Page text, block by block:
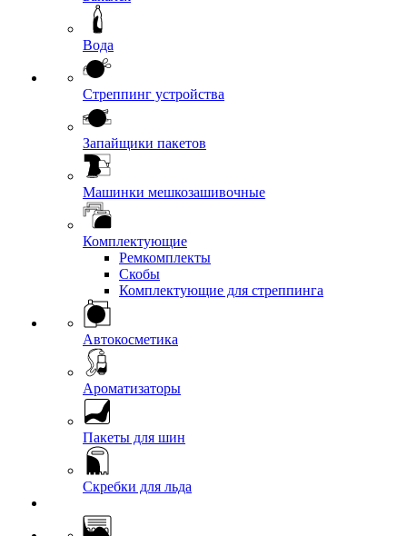
Вода
Стреппинг устройства
Запайщики пакетов
Машинки мешкозашивочные
Комплектующие
Ремкомплекты
Скобы
Комплектующие для стреппинга
Автокосметика
Ароматизаторы
Пакеты для шин
Скребки для льда